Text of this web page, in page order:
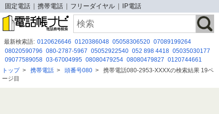
固定電話 携帯電話 フリーダイヤル IP電話
最新検索語: 0120626646 0120386048 05058306520 07089199264
08020590796 080-2787-5967 05052922540 052 898 4418 05035030177
09077589058 03-67004995 08080479254 08080479827 0120744661
09041458614 0363647567 050 3115 6483 08015854124 05031110340
07065641055
トップ> 携帯電話 > 頭番号080 > 携帯電話080-2953-XXXXの検索結果 19ペ
ージ目